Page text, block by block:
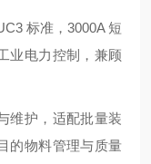
标准，3000A 短
业电力控制，兼顾
维护，适配批量装
的物料管理与质量